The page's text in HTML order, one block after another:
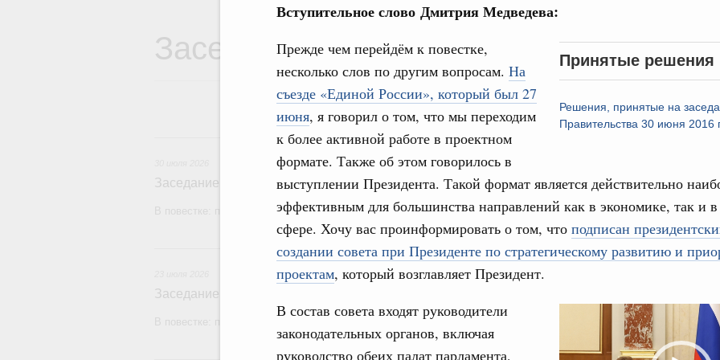
Вступительное слово Дмитрия Медведева:
Принятые решения
Решения, принятые на
Правительства 30 июня 2016
Прежде чем перейдём к повестке,
несколько слов по другим вопросам. На
съезде «Единой России», который был 27
июня, я говорил о том, что мы переходим
к более активной работе в проектном
формате. Также об этом говорилось в
выступлении Президента. Такой формат является действительно
эффективным для большинства направлений как в экономике, так и
сфере. Хочу вас проинформировать о том, что подписан
создании совета при Президенте по стратегическому развитию и
проектам, который возглавляет Президент.
В состав совета входят руководители
законодательных органов, включая
руководство обеих палат парламента,
Заседания Правительства
30 июля, четверг
Заседание Правительства (2026 год, №26)
В повестке: проекты федеральных законов, бюджетные ассигнования.
23 июля, четверг
Заседание Правительства (2026 год, №25)